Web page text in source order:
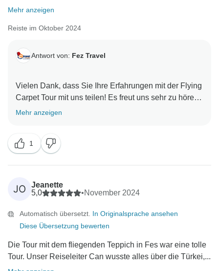
Mehr anzeigen
Reiste im Oktober 2024
Antwort von: Fez Travel
Vielen Dank, dass Sie Ihre Erfahrungen mit der Flying
Carpet Tour mit uns teilen! Es freut uns sehr zu hören,
dass es eines Ihrer Lieblingsabenteuer war und dass
Es ist wunderbar zu wissen, dass Sie die Mischung
aus geführten Aktivitäten, Zeit für eigene
Erkundungen und die einzigartigen Unterkünfte
entlang der Strecke zu schätzen wussten. Wir freuen
uns besonders darüber, dass Can einen so positiven
Wissen und seine umsichtige Herangehensweise
machen jede Tour zu etwas ganz Besonderem. Wir
Mit einer kleinen Gruppe zu reisen, kann die Reise in
Mehr anzeigen
1
JO
Jeanette
5,0
•November 2024
Automatisch übersetzt. In Originalsprache ansehen
Diese Übersetzung bewerten
Die Tour mit dem fliegenden Teppich in Fes war eine tolle
Tour. Unser Reiseleiter Can wusste alles über die Türkei,...